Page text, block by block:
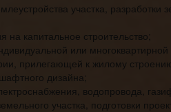
участка,
на капитальное строительство;
или
прилегающей к жилому
дизайна;
водопровода,
участка, подготовки